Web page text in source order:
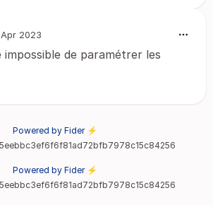
Apr 2023
impossible de paramétrer les
Powered by Fider ⚡
Powered by Fider ⚡